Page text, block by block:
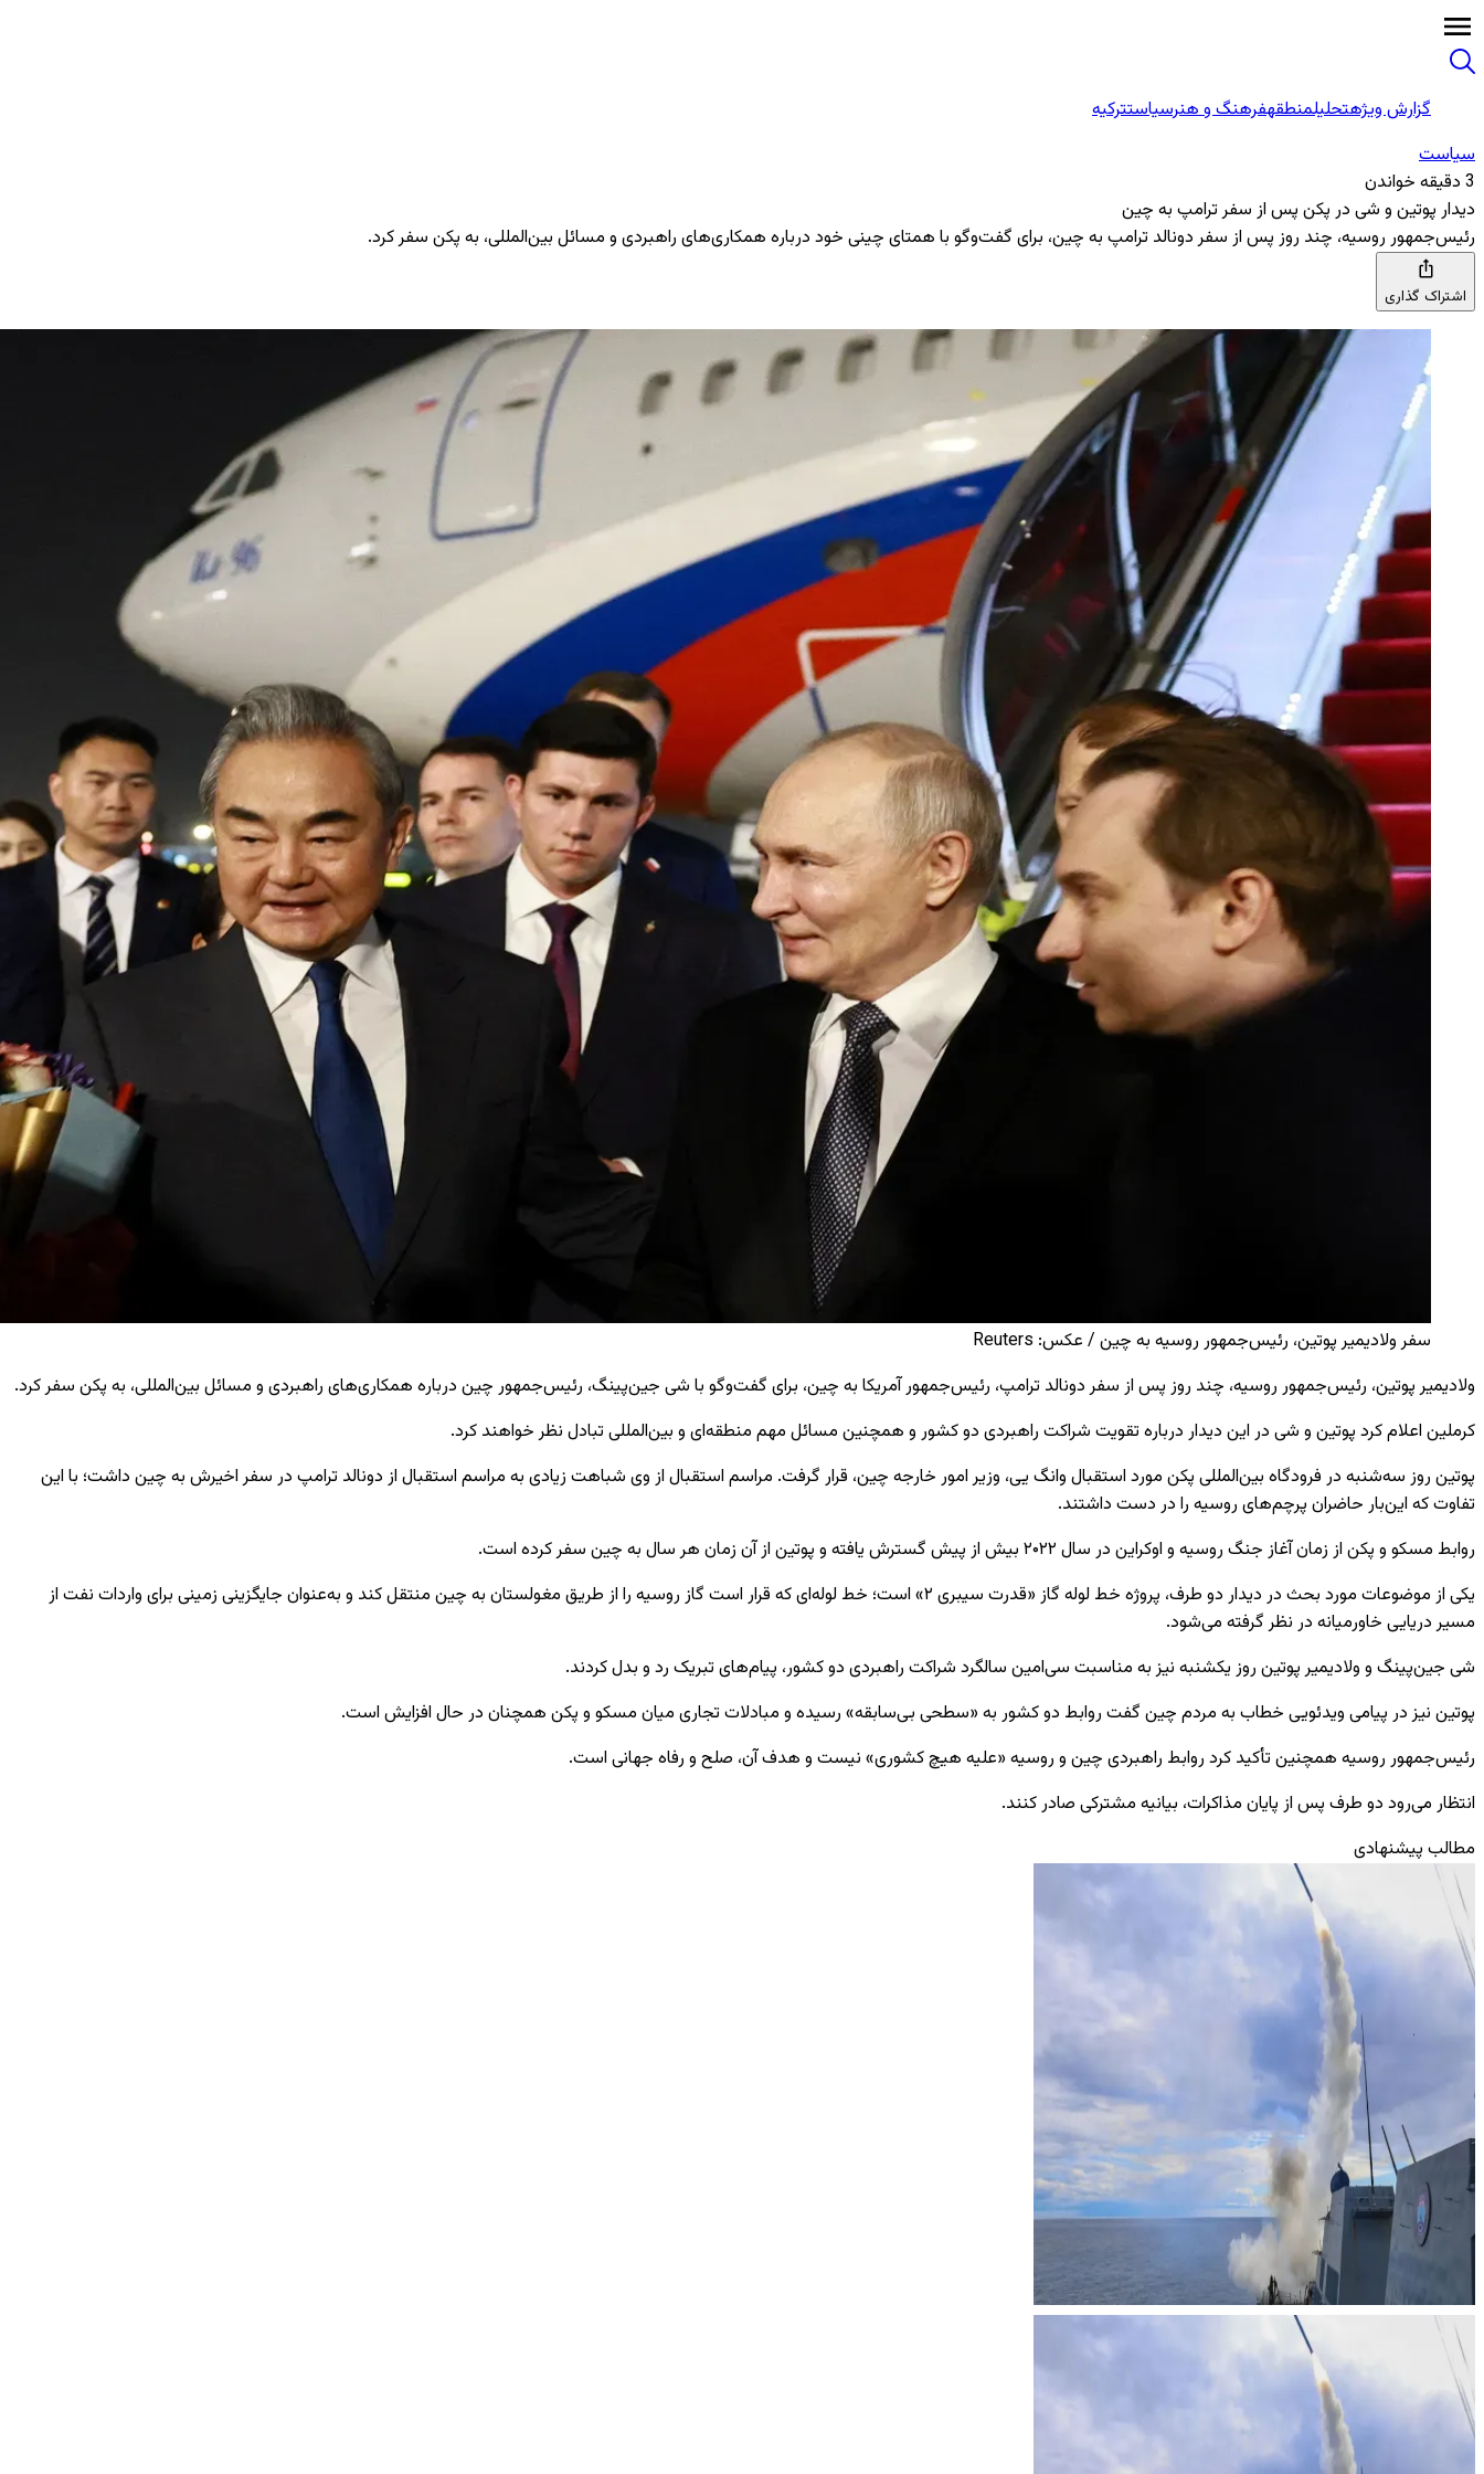
گزارش ویژهتحلیلمنطقهفرهنگ و هنرسیاستترکیه
سیاست
3 دقیقه خواندن
دیدار پوتین و شی در پکن پس از سفر ترامپ به چین
رئیس‌جمهور روسیه، چند روز پس از سفر دونالد ترامپ به چین، برای گفت‌وگو با همتای چینی خود درباره همکاری‌های راهبردی و مسائل بین‌المللی، به پکن سفر کرد.
اشتراک گذاری
سفر ولادیمیر پوتین، رئیس‌جمهور روسیه به چین / عکس: Reuters
ولادیمیر پوتین، رئیس‌جمهور روسیه، چند روز پس از سفر دونالد ترامپ، رئیس‌جمهور آمریکا به چین، برای گفت‌وگو با شی جین‌پینگ، رئیس‌جمهور چین درباره همکاری‌های راهبردی و مسائل بین‌المللی، به پکن سفر کرد.
کرملین اعلام کرد پوتین و شی در این دیدار درباره تقویت شراکت راهبردی دو کشور و همچنین مسائل مهم منطقه‌ای و بین‌المللی تبادل نظر خواهند کرد.
پوتین روز سه‌شنبه در فرودگاه بین‌المللی پکن مورد استقبال وانگ یی، وزیر امور خارجه چین، قرار گرفت. مراسم استقبال از وی شباهت زیادی به مراسم استقبال از دونالد ترامپ در سفر اخیرش به چین داشت؛ با این
تفاوت که این‌بار حاضران پرچم‌های روسیه را در دست داشتند.
روابط مسکو و پکن از زمان آغاز جنگ روسیه و اوکراین در سال ۲۰۲۲ بیش از پیش گسترش یافته و پوتین از آن زمان هر سال به چین سفر کرده است.
یکی از موضوعات مورد بحث در دیدار دو طرف، پروژه خط لوله گاز «قدرت سیبری ۲» است؛ خط لوله‌ای که قرار است گاز روسیه را از طریق مغولستان به چین منتقل کند و به‌عنوان جایگزینی زمینی برای واردات نفت از
مسیر دریایی خاورمیانه در نظر گرفته می‌شود.
شی جین‌پینگ و ولادیمیر پوتین روز یکشنبه نیز به مناسبت سی‌امین سالگرد شراکت راهبردی دو کشور، پیام‌های تبریک رد و بدل کردند.
پوتین نیز در پیامی ویدئویی خطاب به مردم چین گفت روابط دو کشور به «سطحی بی‌سابقه» رسیده و مبادلات تجاری میان مسکو و پکن همچنان در حال افزایش است.
رئیس‌جمهور روسیه همچنین تأکید کرد روابط راهبردی چین و روسیه «علیه هیچ کشوری» نیست و هدف آن، صلح و رفاه جهانی است.
انتظار می‌رود دو طرف پس از پایان مذاکرات، بیانیه مشترکی صادر کنند.
مطالب پیشنهادی